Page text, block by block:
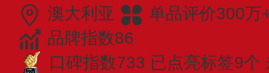
澳大利亚
单品评价300万
品牌指数86
口碑指数733 已点亮标签9个